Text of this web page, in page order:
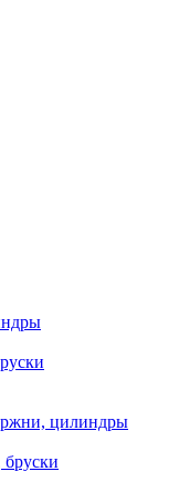
цилиндры